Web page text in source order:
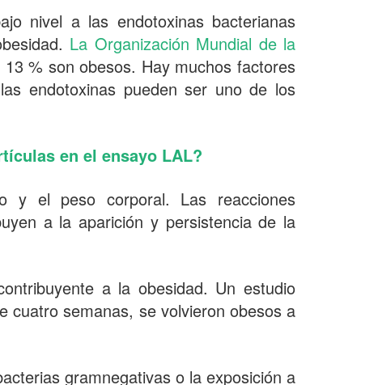
nivel a las endotoxinas bacterianas
La Organización Mundial de la
% son obesos. Hay muchos factores
endotoxinas pueden ser uno de los
en el ensayo LAL?
y el peso corporal. Las reacciones
a la aparición y persistencia de la
a la obesidad. Un estudio
cuatro semanas, se volvieron obesos a
gramnegativas o la exposición a